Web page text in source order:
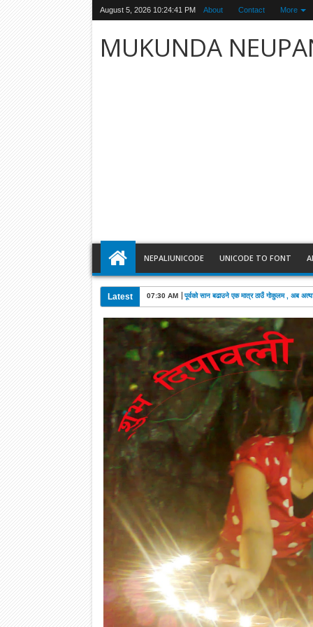
August 5, 2026 10:24:42 PM About Contact More
MUKUNDA
NEPALIUNICODE UNICODE TO FONT
Latest 03:28 AM खड्काको निधनमा कांग्रेसले पाँच दिन शोक मनाउने: